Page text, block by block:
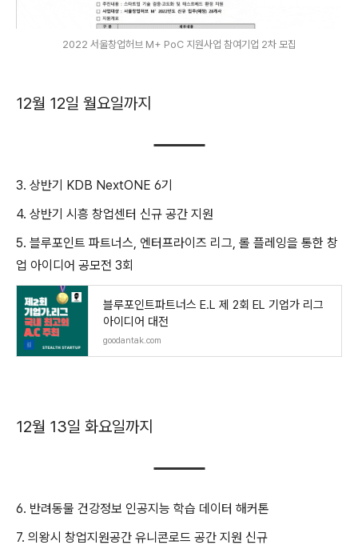
2022 서울창업허브 M+ PoC 지원사업 참여기업 2차 모집
12월 12일 월요일까지
3. 상반기 KDB NextONE 6기
4. 상반기 시흥 창업센터 신규 공간 지원
5. 블루포인트 파트너스, 엔터프라이즈 리그, 롤 플레잉을 통한 창
업 아이디어 공모전 3회
블루포인트파트너스 E.L 제 2회 EL 기업가 리그
아이디어 대전
goodantak.com
12월 13일 화요일까지
6. 반려동물 건강정보 인공지능 학습 데이터 해커톤
7. 의왕시 창업지원공간 유니콘로드 공간 지원 신규